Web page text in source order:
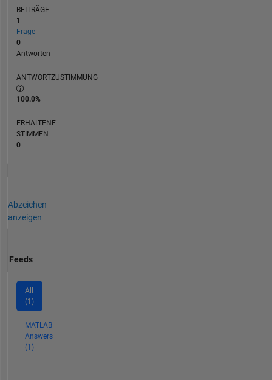
BEITRÄGE
1
Frage
0
Antworten
ANTWORTZUSTIMMUNG
100.0%
ERHALTENE
STIMMEN
0
Abzeichen
anzeigen
Feeds
All
(1)
MATLAB
Answers
(1)